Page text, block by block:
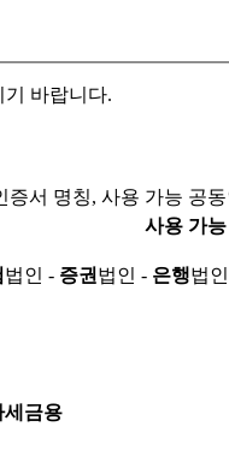
바랍니다.
서 명칭, 사용 가능 공
사용 가
법인 - 증권 법인 - 은행법
세금용